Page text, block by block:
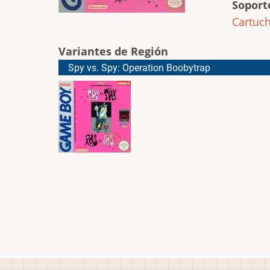
Variantes de Región
Spy vs. Spy: Operation Boobytrap